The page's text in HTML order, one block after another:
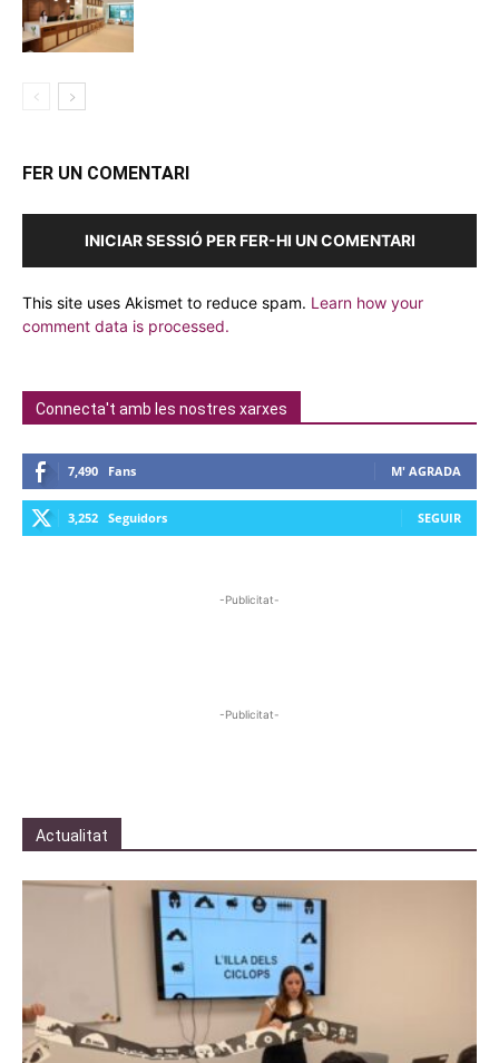
FER UN COMENTARI
INICIAR SESSIÓ PER FER-HI UN COMENTARI
This site uses Akismet to reduce spam. Learn how your
comment data is processed.
Connecta't amb les nostres xarxes
7,490 Fans M' AGRADA
3,252 Seguidors SEGUIR
-Publicitat-
-Publicitat-
Actualitat